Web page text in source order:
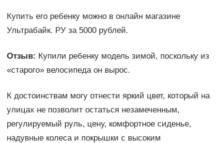
Купить его ребенку можно в онлайн магазине
Ультрабайк. РУ за 5000 рублей.
Отзыв: Купили ребенку модель зимой, поскольку из
«старого» велосипеда он вырос.
К достоинствам могу отнести яркий цвет, который на
улицах не позволит остаться незамеченным,
регулируемый руль, цену, комфортное сиденье,
надувные колеса и покрышки с высоким